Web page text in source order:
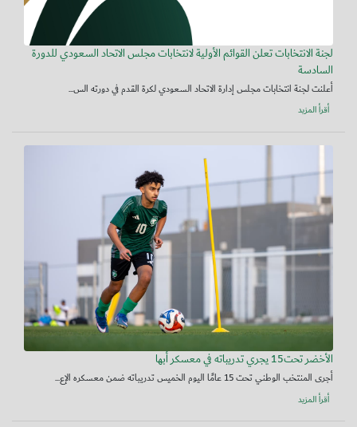
لجنة الانتخابات تعلن القوائم الأولية لانتخابات مجلس الاتحاد السعودي للدورة
السادسة
أعلنت لجنة انتخابات مجلس إدارة الاتحاد السعودي لكرة القدم في دورته الس...
أقرأ المزيد
الأخضر تحت15 يجري تدريباته في معسكر أبها
أجرى المنتخب الوطني تحت 15 عامًا اليوم الخميس تدريباته ضمن معسكره الإع...
أقرأ المزيد